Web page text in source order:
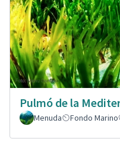
Pulmó de la
Menuda
Fondo Marino